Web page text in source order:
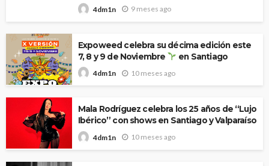
4dm1n 9 meses ago
Expoweed celebra su décima edición este
7, 8 y 9 de Noviembre
en Santiago
4dm1n 10 meses ago
Mala Rodríguez celebra los 25 años de “Lujo
Ibérico” con shows en Santiago y Valparaíso
4dm1n 10 meses ago